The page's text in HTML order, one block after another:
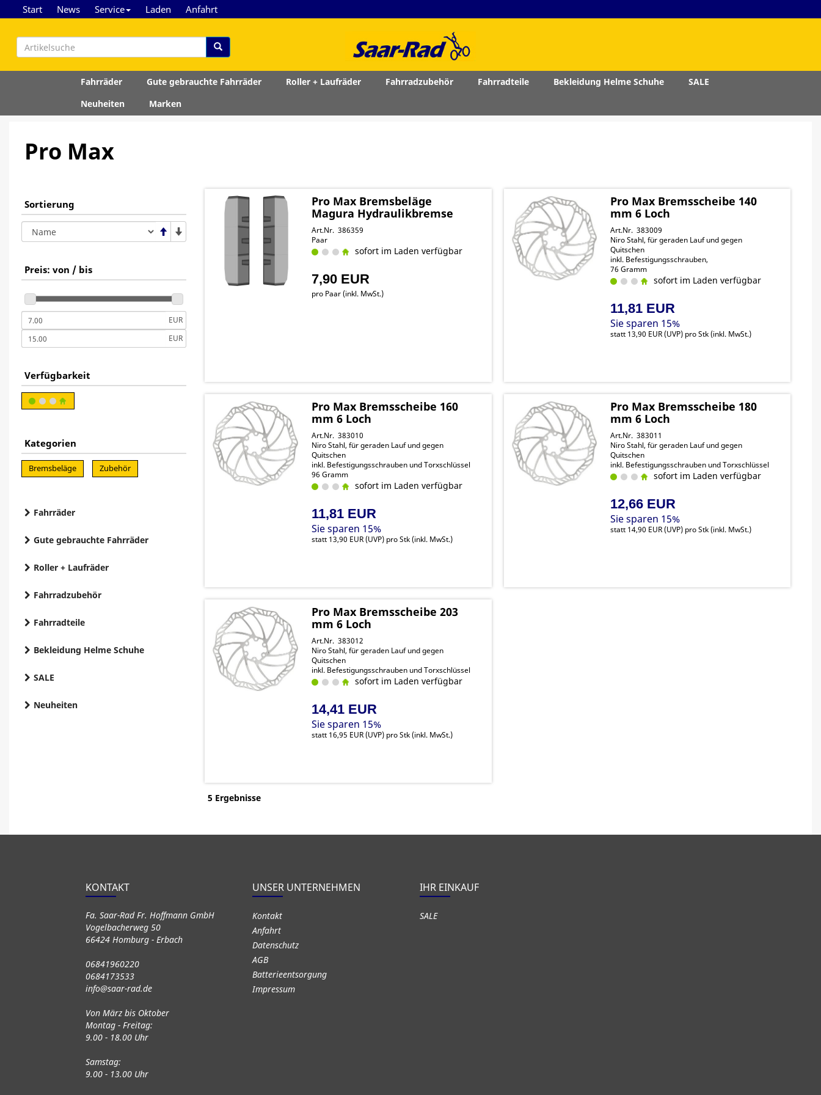
Start News Service Laden Anfahrt
Fahrräder Gute gebrauchte Fahrräder Roller + Laufräder Fahrradzubehör Fahrradteile Bekleidung Helme Schuhe
SALE
Neuheiten
Marken
Pro Max
Sortierung
Preis: von / bis
EUR
EUR
Verfügbarkeit
Kategorien
Bremsbeläge Zubehör
Fahrräder
Gute gebrauchte Fahrräder
Roller + Laufräder
Fahrradzubehör
Fahrradteile
Bekleidung Helme Schuhe
SALE
Neuheiten
Pro Max Bremsbeläge
Magura Hydraulikbremse
Art.Nr. 386359
Paar
sofort im Laden verfügbar
7,90 EUR
pro Paar (inkl. MwSt.)
Pro Max Bremsscheibe 140
mm 6 Loch
Art.Nr. 383009
Niro Stahl, für geraden Lauf und gegen
Quitschen
inkl. Befestigungsschrauben,
76 Gramm
sofort im Laden verfügbar
11,81 EUR
Sie sparen 15%
statt 13,90 EUR(UVP) pro Stk (inkl. MwSt.)
Pro Max Bremsscheibe 160
mm 6 Loch
Art.Nr. 383010
Niro Stahl, für geraden Lauf und gegen
Quitschen
inkl. Befestigungsschrauben und Torxschlüssel
96 Gramm
sofort im Laden verfügbar
11,81 EUR
Sie sparen 15%
statt 13,90 EUR(UVP) pro Stk (inkl. MwSt.)
Pro Max Bremsscheibe 180
mm 6 Loch
Art.Nr. 383011
Niro Stahl, für geraden Lauf und gegen
Quitschen
inkl. Befestigungsschrauben und Torxschlüssel
sofort im Laden verfügbar
12,66 EUR
Sie sparen 15%
statt 14,90 EUR(UVP) pro Stk (inkl. MwSt.)
Pro Max Bremsscheibe 203
mm 6 Loch
Art.Nr. 383012
Niro Stahl, für geraden Lauf und gegen
Quitschen
inkl. Befestigungsschrauben und Torxschlüssel
sofort im Laden verfügbar
14,41 EUR
Sie sparen 15%
statt 16,95 EUR(UVP) pro Stk (inkl. MwSt.)
5 Ergebnisse
KONTAKT
Fa. Saar-Rad Fr. Hoffmann GmbH
Vogelbacherweg 50
66424 Homburg - Erbach
06841960220
0684173533
info@saar-rad.de
Von März bis Oktober
Montag - Freitag:
9.00 - 18.00 Uhr
Samstag:
9.00 - 13.00 Uhr
UNSER UNTERNEHMEN
Kontakt
Anfahrt
Datenschutz
AGB
Batterieentsorgung
Impressum
IHR EINKAUF
SALE